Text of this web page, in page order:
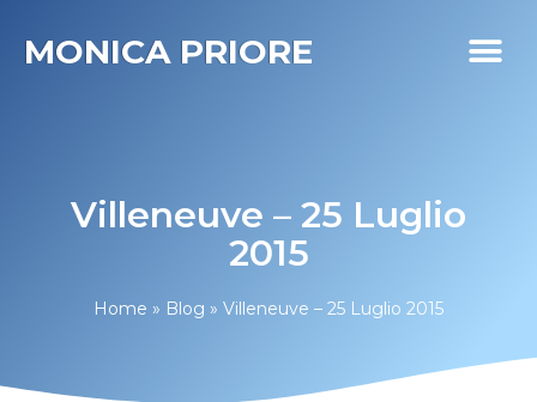
MONICA PRIORE
Villeneuve – 25 Luglio
2015
Home » Blog » Villeneuve – 25 Luglio 2015